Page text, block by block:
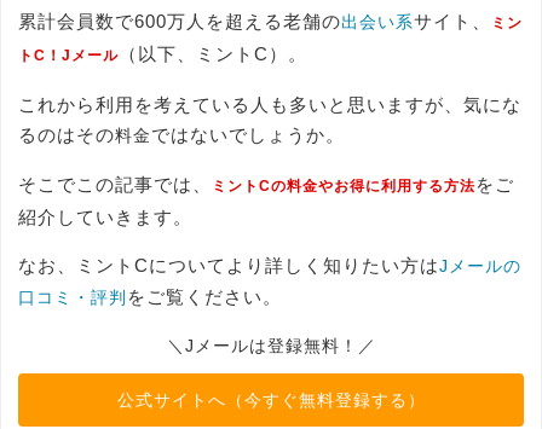
累計会員数で600万人を超える老舗の出会い系サイト、
ミン
トC！Jメール
（以下、ミントC）。
これから利用を考えている人も多いと思いますが、気にな
るのはその料金ではないでしょうか。
そこでこの記事では、 ミントCの料金やお得に利用する方法 をご
紹介していきます。
なお、ミントCについてより詳しく知りたい方はJメールの
口コミ・評判 をご覧ください。
＼Jメールは登録無料！／
公式サイトへ（今すぐ無料登録する）